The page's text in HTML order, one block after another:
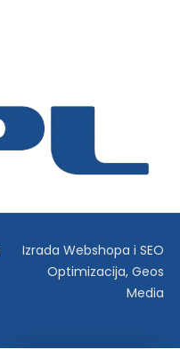
Izrada Webshopa iSEO
Optimizacija,Geos
Media